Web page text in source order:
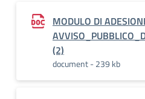
MODULO DI
(2)
document - 239 kb